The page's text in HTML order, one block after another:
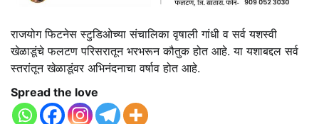
राजयोग फिटनेस स्टुडिओच्या संचालिका वृषाली गांधी व सर्व यशस्वी
खेळाडूंचे फलटण परिसरातून भरभरून कौतुक होत आहे. या यशाबद्दल सर्व
स्तरांतून खेळाडूंवर अभिनंदनाचा वर्षाव होत आहे.
Spread the love